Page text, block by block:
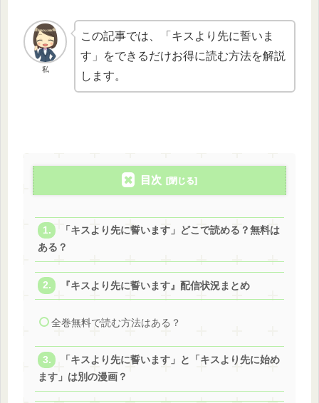
私
この記事では、「キスより先に誓いま
す」をできるだけお得に読む方法を解説
します。
目次
「キスより先に誓います」どこで読める？無料は
ある？
『キスより先に誓います』配信状況まとめ
全巻無料で読む方法はある？
「キスより先に誓います」と「キスより先に始め
ます」は別の漫画？